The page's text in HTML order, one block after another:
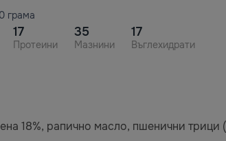
грама
17
Протеини
35
Мазнини
17
Въглехидрати
18%, рапично масло, пшенични